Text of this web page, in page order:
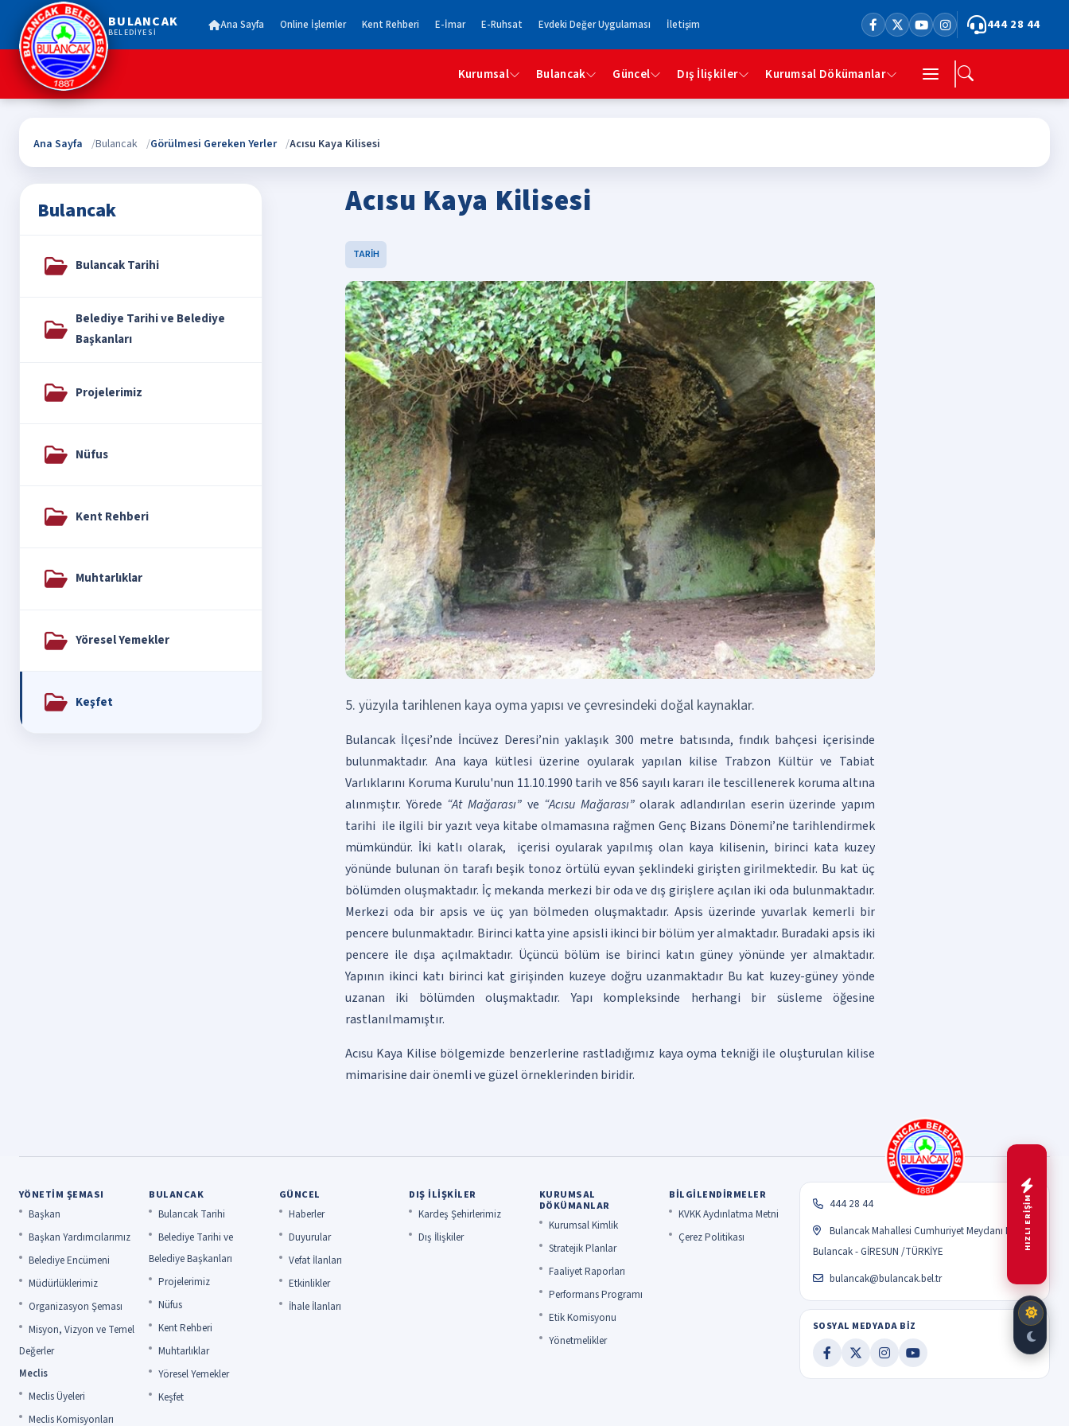
BULANCAK
BELEDİYESİ
Ana Sayfa Online İşlemler Kent Rehberi E-İmar E-Ruhsat Evdeki Değer Uygulaması İletişim 444 28 44
Kurumsal Bulancak Güncel Dış İlişkiler Kurumsal Dökümanlar
Ana Sayfa Bulancak Görülmesi Gereken Yerler Acısu Kaya Kilisesi
Bulancak
Bulancak Tarihi
Belediye Tarihi ve Belediye
Başkanları
Projelerimiz
Nüfus
Kent Rehberi
Muhtarlıklar
Yöresel Yemekler
Keşfet
Acısu Kaya Kilisesi
TARİH
5. yüzyıla tarihlenen kaya oyma yapısı ve çevresindeki doğal kaynaklar.
Bulancak İlçesi’nde İncüvez Deresi’nin yaklaşık 300 metre batısında, fındık bahçesi içerisinde
bulunmaktadır. Ana kaya kütlesi üzerine oyularak yapılan kilise Trabzon Kültür ve Tabiat
Varlıklarını Koruma Kurulu'nun 11.10.1990 tarih ve 856 sayılı kararı ile tescillenerek koruma altına
alınmıştır. Yörede “At Mağarası”ve “Acısu Mağarası”olarak adlandırılan eserin üzerinde yapım
tarihi ile ilgili bir yazıt veya kitabe olmamasına rağmen Genç Bizans Dönemi’ne tarihlendirmek
mümkündür. İki katlı olarak, içerisi oyularak yapılmış olan kaya kilisenin, birinci kata kuzey
yönünde bulunan ön tarafı beşik tonoz örtülü eyvan şeklindeki girişten girilmektedir. Bu kat üç
bölümden oluşmaktadır. İç mekanda merkezi bir oda ve dış girişlere açılan iki oda bulunmaktadır.
Merkezi oda bir apsis ve üç yan bölmeden oluşmaktadır. Apsis üzerinde yuvarlak kemerli bir
pencere bulunmaktadır. Birinci katta yine apsisli ikinci bir bölüm yer almaktadır. Buradaki apsis iki
pencere ile dışa açılmaktadır. Üçüncü bölüm ise birinci katın güney yönünde yer almaktadır.
Yapının ikinci katı birinci kat girişinden kuzeye doğru uzanmaktadır Bu kat kuzey-güney yönde
uzanan iki bölümden oluşmaktadır. Yapı kompleksinde herhangi bir süsleme öğesine
rastlanılmamıştır.
Acısu Kaya Kilise bölgemizde benzerlerine rastladığımız kaya oyma tekniği ile oluşturulan kilise
mimarisine dair önemli ve güzel örneklerinden biridir.
YÖNETIM ŞEMASI
Başkan
Başkan Yardımcılarımız
Belediye Encümeni
Müdürlüklerimiz
Organizasyon Şeması
Misyon, Vizyon ve Temel
Değerler
Meclis
Meclis Üyeleri
Meclis Komisyonları
BULANCAK
Bulancak Tarihi
Belediye Tarihi ve
Belediye Başkanları
Projelerimiz
Nüfus
Kent Rehberi
Muhtarlıklar
Yöresel Yemekler
Keşfet
GÜNCEL
Haberler
Duyurular
Vefat İlanları
Etkinlikler
İhale İlanları
DIŞ İLIŞKILER
Kardeş Şehirlerimiz
Dış İlişkiler
KURUMSAL
DÖKÜMANLAR
Kurumsal Kimlik
Stratejik Planlar
Faaliyet Raporları
Performans Programı
Etik Komisyonu
Yönetmelikler
BILGILENDIRMELER
KVKK Aydınlatma Metni
Çerez Politikası
444 28 44
Bulancak Mahallesi Cumhuriyet Meydanı No:1
Bulancak - GİRESUN /TÜRKİYE
bulancak@bulancak.bel.tr
SOSYAL MEDYADA BİZ
HIZLI ERİŞİM